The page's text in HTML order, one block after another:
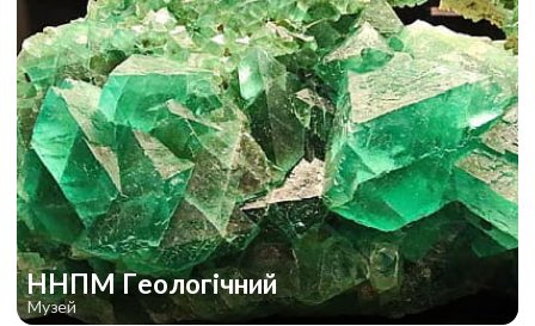
ННПМ Геологічний
Музей